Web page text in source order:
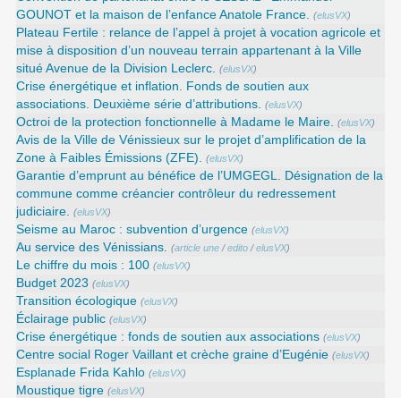
GOUNOT et la maison de l’enfance Anatole France.
(elusVX)
Plateau Fertile : relance de l’appel à projet à vocation agricole et
mise à disposition d’un nouveau terrain appartenant à la Ville
situé Avenue de la Division Leclerc.
(elusVX)
Crise énergétique et inflation. Fonds de soutien aux
associations. Deuxième série d’attributions.
(elusVX)
Octroi de la protection fonctionnelle à Madame le Maire. (elusVX)
Avis de la Ville de Vénissieux sur le projet d’amplification de la
Zone à Faibles Émissions (ZFE).
(elusVX)
Garantie d’emprunt au bénéfice de l’UMGEGL. Désignation de la
commune comme créancier contrôleur du redressement
judiciaire.
(elusVX)
Seisme au Maroc : subvention d’urgence (elusVX)
Au service des Vénissians. (article une /edito /elusVX)
Le chiffre du mois : 100 (elusVX)
Budget 2023 (elusVX)
Transition écologique (elusVX)
Éclairage public (elusVX)
Crise énergétique : fonds de soutien aux associations (elusVX)
Centre social Roger Vaillant et crèche graine d’Eugénie (elusVX)
Esplanade Frida Kahlo (elusVX)
Moustique tigre (elusVX)